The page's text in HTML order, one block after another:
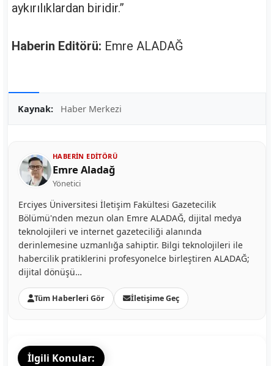
aykırılıklardan biridir.”
Haberin Editörü: Emre ALADAĞ
Kaynak: Haber Merkezi
HABERIN EDITÖRÜ
Emre Aladağ
Yönetici
Erciyes Üniversitesi İletişim Fakültesi Gazetecilik
Bölümü'nden mezun olan Emre ALADAĞ, dijital medya
teknolojileri ve internet gazeteciliği alanında
derinlemesine uzmanlığa sahiptir. Bilgi teknolojileri ile
habercilik pratiklerini profesyonelce birleştiren ALADAĞ;
dijital dönüşü…
Tüm Haberleri Gör İletişime Geç
İlgili Konular: